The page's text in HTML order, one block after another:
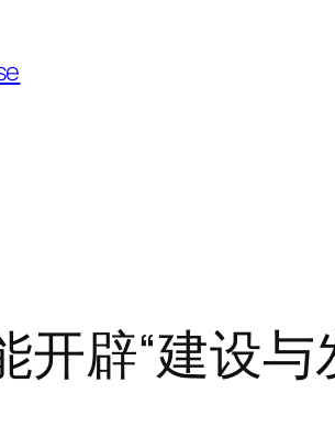
开辟“建设